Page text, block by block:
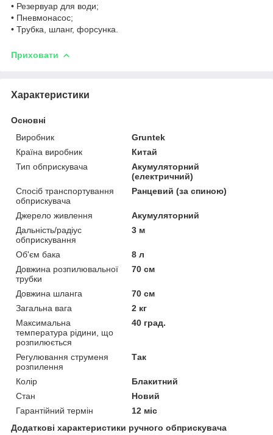
• Резервуар для води;
• Пневмонасос;
• Трубка, шланг, форсунка.
Приховати
Характеристики
Основні
Виробник
Gruntek
Країна виробник
Китай
Тип обприскувача
Акумуляторний
(електричний)
Спосіб транспортування
обприскувача
Ранцевий (за спиною)
Джерело живлення
Акумуляторний
Дальність/радіус
обприскування
3 м
Об'єм бака
8 л
Довжина розпилювальної
трубки
70 см
Довжина шланга
70 см
Загальна вага
2 кг
Максимальна
температура рідини, що
розпилюється
40 град.
Регулювання струменя
розпилення
Так
Колір
Блакитний
Стан
Новий
Гарантійний термін
12 міс
Додаткові характеристики ручного обприскувача